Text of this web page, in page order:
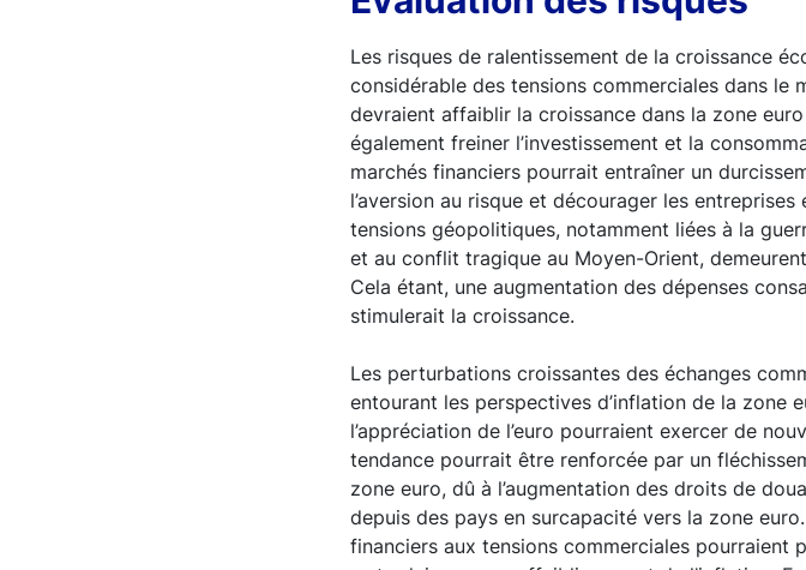
Les risques de ralentissement de la croissance
considérable des tensions commerciales dans le
devraient affaiblir la croissance dans la zone
également freiner l’investissement et la
marchés financiers pourrait entraîner un
l’aversion au risque et décourager les
tensions géopolitiques, notamment liées à la
et au conflit tragique au Moyen-Orient,
Cela étant, une augmentation des dépenses
stimulerait la croissance.
Les perturbations croissantes des échanges
entourant les perspectives d’inflation de la zone
l’appréciation de l’euro pourraient exercer de
tendance pourrait être renforcée par un
zone euro, dû à l’augmentation des droits de
depuis des pays en surcapacité vers la zone
financiers aux tensions commerciales pourraient